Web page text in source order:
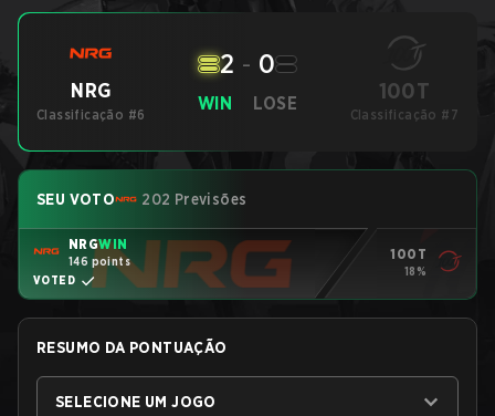
NRG
Classificação #6
WIN
2 - 0
LOSE 100T
Classificação #7
SEU VOTO 202 Previsões
NRGWIN
146 points
VOTED
100T
18%
RESUMO DA PONTUAÇÃO
SELECIONE UM JOGO